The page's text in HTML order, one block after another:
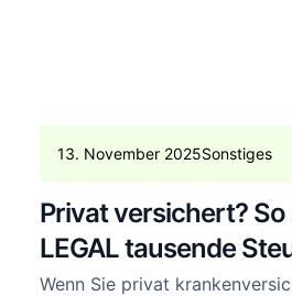
13. November 2025Sonstiges
Privat versichert? So
LEGAL tausende
Wenn Sie privat